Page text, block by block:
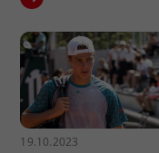
19.10.2023